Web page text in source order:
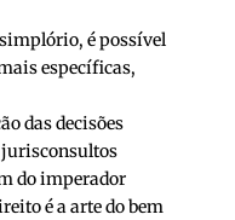
é possível
específicas,
das decisões
jurisconsultos
do imperador
é a arte do bem